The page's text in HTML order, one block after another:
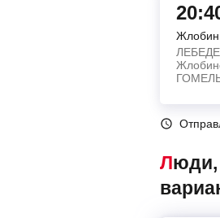
Жлобин
Люди, которые искали автобусы Жлобин – Гомель, также смотрели следующие